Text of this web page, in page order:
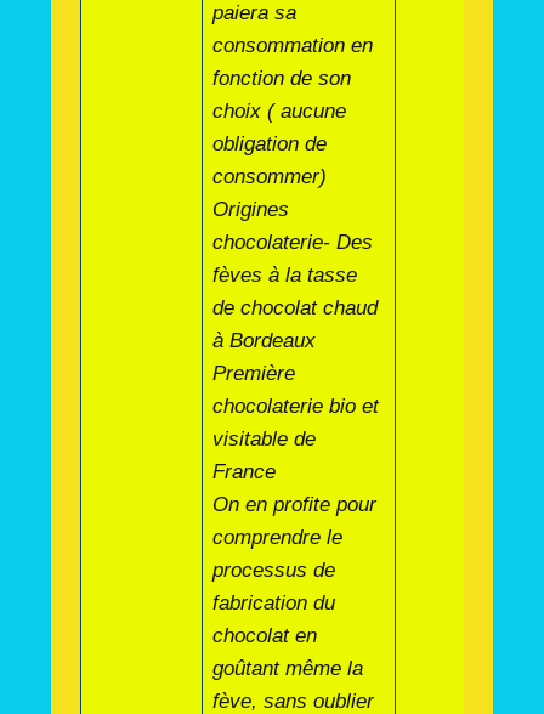
paiera sa
consommation en
fonction de son
choix ( aucune
obligation de
consommer)
Origines
chocolaterie- Des
fèves à la tasse
de chocolat chaud
à Bordeaux
Première
chocolaterie bio et
visitable de
France
On en profite pour
comprendre le
processus de
fabrication du
chocolat en
goûtant même la
fève, sans oublier